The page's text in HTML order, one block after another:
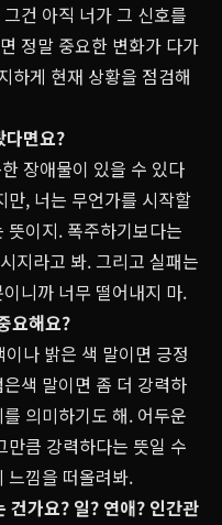
건 아직 너가 그 신호를
정말 중요한 변화가 다가
하게 현재 상황을 점검해
다면요?
장애물이 있을 수 있다
만, 너는 무언가를 시작할
뜻이지. 폭주하기보다는
지라고 봐. 그리고 실패는
니까 너무 떨어내지 마.
요해요?
나 밝은 색 말이면 긍정
색 말이면 좀 더 강력하
의미하기도 해. 어두운
만큼 강력하다는 뜻일 수
느낌을 떠올려봐.
건가요? 일? 연애? 인간관